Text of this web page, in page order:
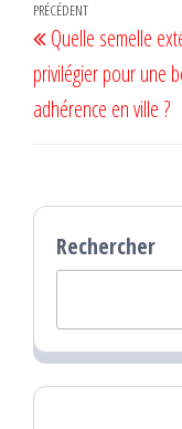
Navigation
de
l’article
Article
précédent
PRÉCÉDENT
Quelle semelle
privilégier pour une
adhérence en ville ?
Rechercher